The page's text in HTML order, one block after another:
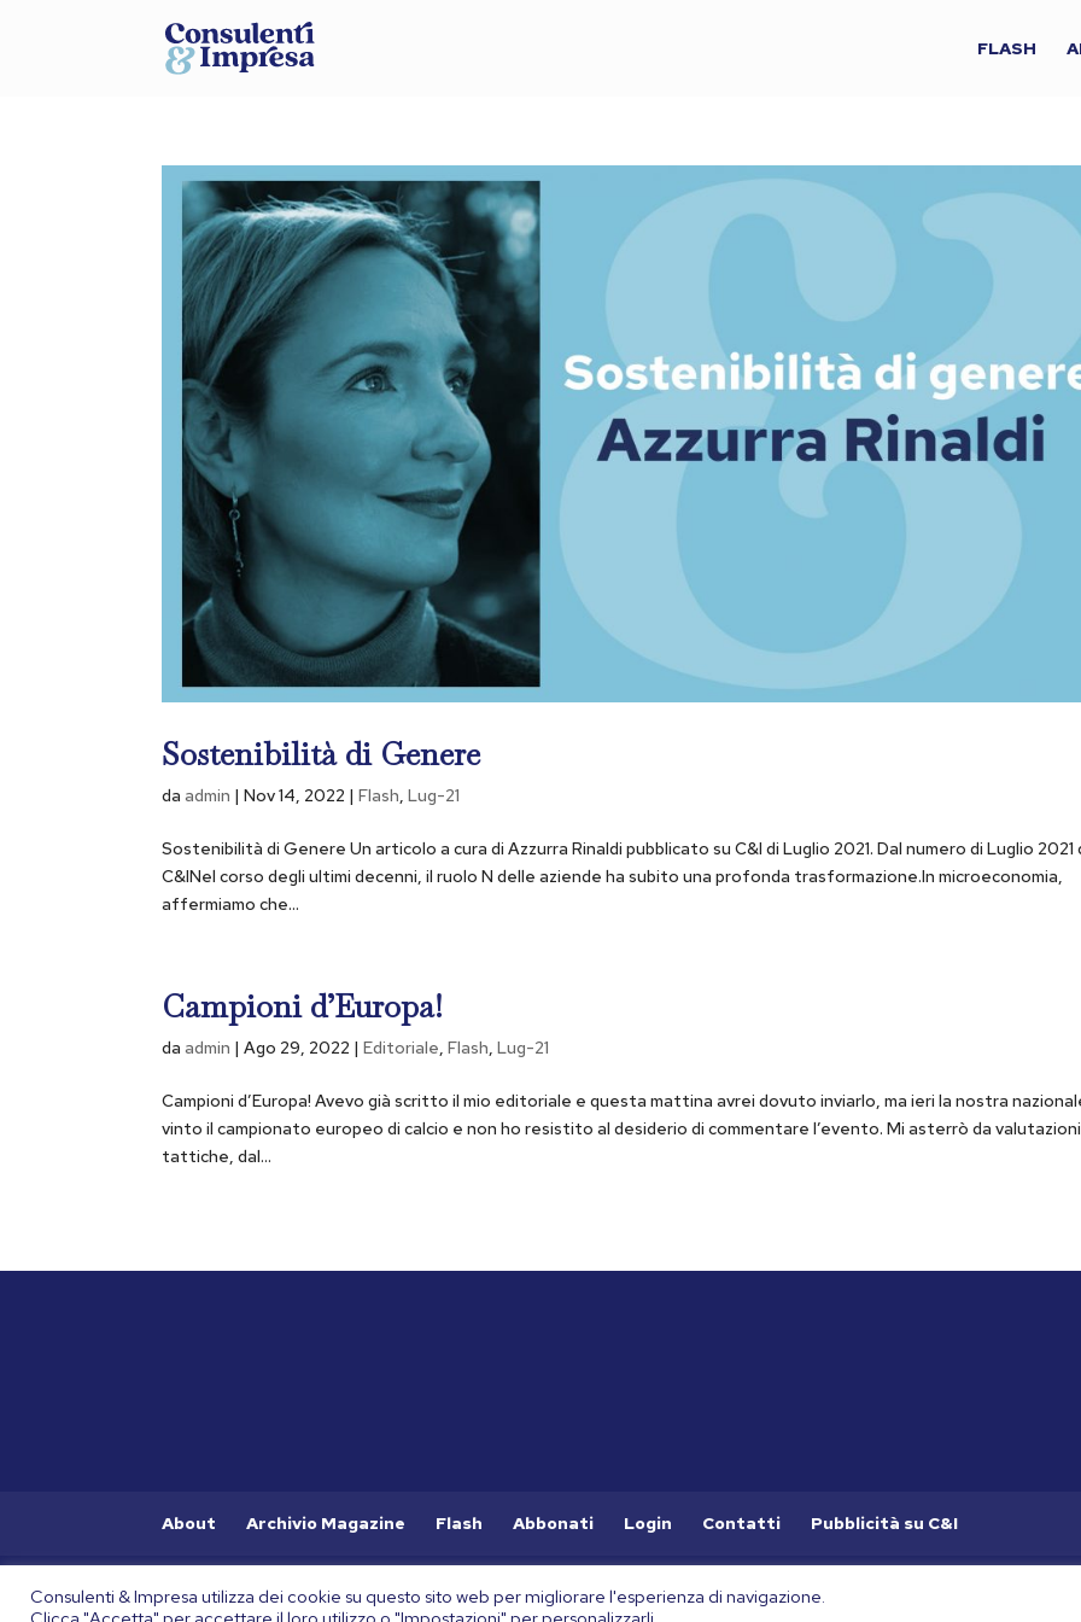
FLASH
Sostenibilità di Genere
da admin |Nov 14, 2022 |Flash,Lug-21
Sostenibilità di Genere Un articolo a cura di Azzurra Rinaldi pubblicato su C&I di Luglio 2021. Dal numero di Luglio 2021
C&INel corso degli ultimi decenni, il ruolo N delle aziende ha subito una profonda trasformazione.In microeconomia,
affermiamo che...
Campioni d’Europa!
da admin |Ago 29, 2022 |Editoriale,Flash,Lug-21
Campioni d’Europa! Avevo già scritto il mio editoriale e questa mattina avrei dovuto inviarlo, ma ieri la nostra
vinto il campionato europeo di calcio e non ho resistito al desiderio di commentare l’evento. Mi asterrò da valutazioni
tattiche, dal...
About Archivio Magazine Flash Abbonati Login Contatti Pubblicità su C&I
Consulenti&Impresa è una iniziativa editoriale di Federitaly (Cod. Fisc. 90046140605). Tutti i diritti sono riservati.
Consulta la nostraPrivacy PolicyeCookie Policy
Consulenti & Impresa utilizza dei cookie su questo sito web per migliorare l'esperienza di navigazione.
Clicca "Accetta" per accettare il loro utilizzo o "Impostazioni" per personalizzarli.